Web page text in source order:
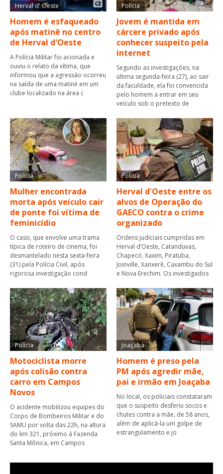
Herval d' Oeste
Homem é esfaqueado
após matinê no centro
de Herval d'Oeste
A Polícia Militar foi acionada e
ouviu o relato da vítima, que
informou que a agressão ocorreu
na saída de uma matiné em um
clube localizado na área c
Polícia
Jovem é mantida em
cárcere privado após
conhecer suspeito pela
internet
Segundo as investigações, na
última segunda-feira (27), ao sair
da faculdade, ela foi convencida
pelo homem a entrar em seu
veículo sob o pretexto de
Polícia
Mulher encontrada
morta após veículo cair
de ponte foi vítima de
feminicídio
O caso, que envolve uma trama
típica de roteiro de cinema, foi
desmantelado nesta sexta-feira
(31) pela Polícia Civil, após
rigorosa investigação cond
Polícia
Herval d'Oeste entre os
alvos de Operação do
GAECO contra o crime
organizado
Ordens judiciais cumpridas em
Herval d’Oeste, Catanduvas,
Chapecó, Xaxim, Piratuba,
Joinville, Xanxerê, Caxambu do Sul
e Nova Erechim. Os investigados
Polícia
Motociclista morre
após colisão contra
carro em Campos
Novos
O acidente mobilizou equipes do
Corpo de Bombeiros Militar e do
SAMU por volta das 22h, na altura
do km 321, próximo à Fazenda
Santa Mônica, em Campos
Joaçaba
Homem é preso pela
PM após agredir mãe,
pai e irmão em Joaçaba
No local, os policiais constataram
que o suspeito desferiu socos e
chutes contra a mãe, de 58 anos,
além de aplicá-la um golpe de
estrangulamento e jo